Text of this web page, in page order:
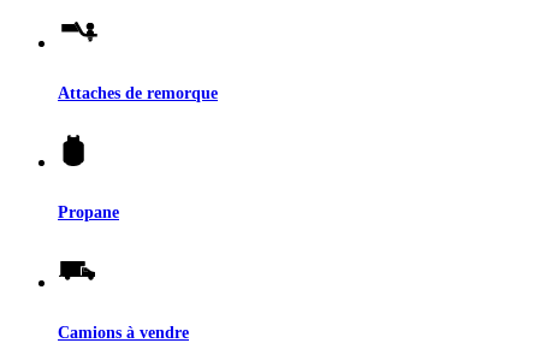
Attaches de remorque
Propane
Camions à vendre